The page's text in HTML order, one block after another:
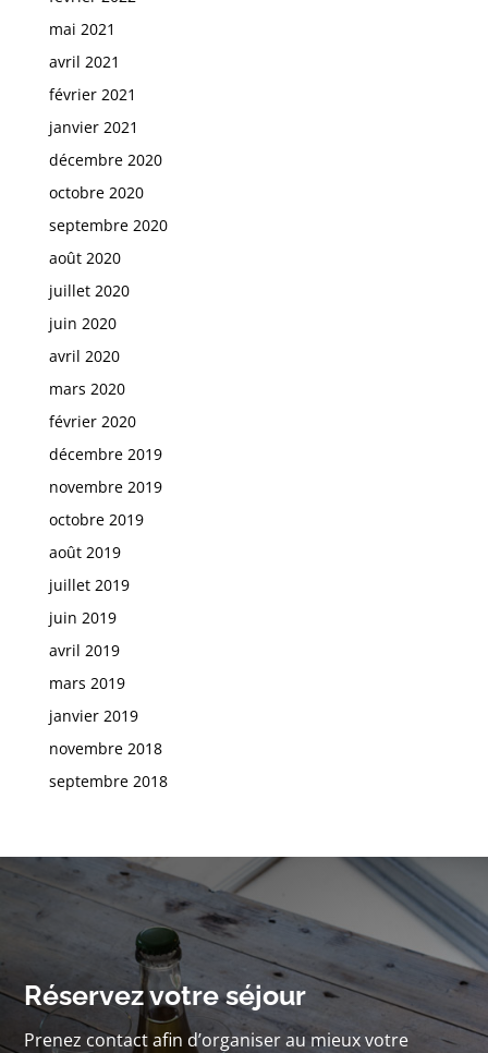
mai 2021
avril 2021
février 2021
janvier 2021
décembre 2020
octobre 2020
septembre 2020
août 2020
juillet 2020
juin 2020
avril 2020
mars 2020
février 2020
décembre 2019
novembre 2019
octobre 2019
août 2019
juillet 2019
juin 2019
avril 2019
mars 2019
janvier 2019
novembre 2018
septembre 2018
Réservez votre séjour
Prenez contact afin d’organiser au mieux votre